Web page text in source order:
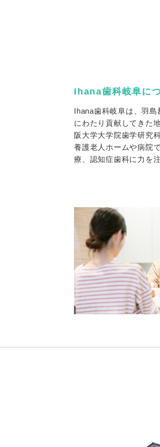
Ihana歯科岐阜に
Ihana歯科岐阜は、羽
にわたり貢献してきた
阪大学大学院歯学研究
養護老人ホームや病院
療、認知症歯科に力を